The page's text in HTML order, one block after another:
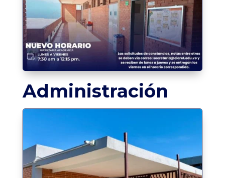
Administración